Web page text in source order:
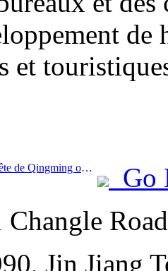
de
et
Prev:Les vacances de la fête de Qingming ont entraîné une forte hausse des voyages en raison des congés prolongés, les excursions et l'observation des fleurs ayant stimulé le nombre de visiteurs dans de nombreuses villes.
Go
Changle
Jin Jiang